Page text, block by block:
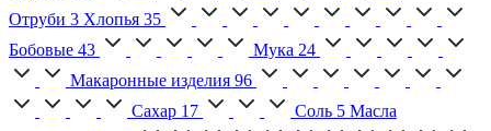
Отруби 3 Хлопья 35
Бобовые 43 Мука 24
Макаронные изделия 96
Сахар 17 Соль 5 Масла